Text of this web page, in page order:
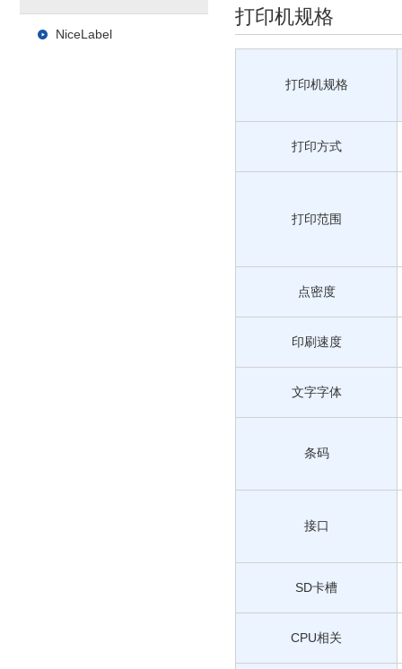
打印机规格
打印机规格
打印方式
打印范围
点密度
印刷速度
文字字体
条码
接口
SD卡槽
CPU相关
NiceLabel